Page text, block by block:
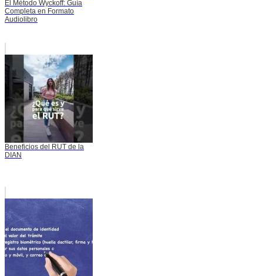
El Método Wyckoff: Guía
Completa en Formato
Audiolibro
Beneficios del RUT de la
DIAN